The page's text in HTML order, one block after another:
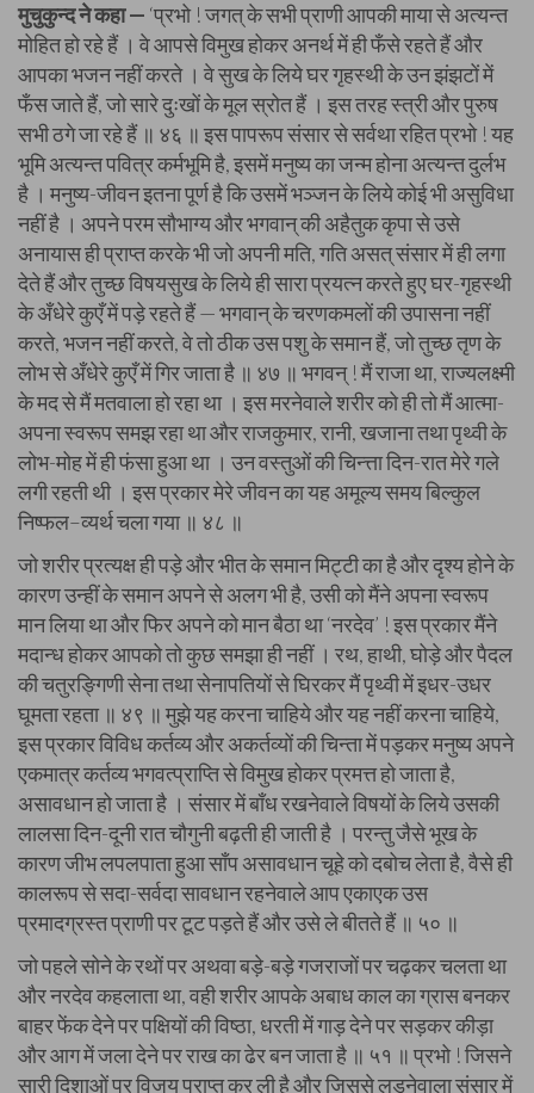
मुचुकुन्द ने कहा — ‘प्रभो ! जगत् के सभी प्राणी आपकी माया से अत्यन्त
मोहित हो रहे हैं । वे आपसे विमुख होकर अनर्थ में ही फँसे रहते हैं और
आपका भजन नहीं करते । वे सुख के लिये घर गृहस्थी के उन झंझटों में
फँस जाते हैं, जो सारे दुःखों के मूल स्रोत हैं । इस तरह स्त्री और पुरुष
सभी ठगे जा रहे हैं ॥ ४६ ॥ इस पापरूप संसार से सर्वथा रहित प्रभो ! यह
भूमि अत्यन्त पवित्र कर्मभूमि है, इसमें मनुष्य का जन्म होना अत्यन्त दुर्लभ
है । मनुष्य-जीवन इतना पूर्ण है कि उसमें भञ्जन के लिये कोई भी असुविधा
नहीं है । अपने परम सौभाग्य और भगवान् की अहैतुक कृपा से उसे
अनायास ही प्राप्त करके भी जो अपनी मति, गति असत् संसार में ही लगा
देते हैं और तुच्छ विषयसुख के लिये ही सारा प्रयत्न करते हुए घर-गृहस्थी
के अँधेरे कुएँ में पड़े रहते हैं — भगवान् के चरणकमलों की उपासना नहीं
करते, भजन नहीं करते, वे तो ठीक उस पशु के समान हैं, जो तुच्छ तृण के
लोभ से अँधेरे कुएँ में गिर जाता है ॥ ४७ ॥ भगवन् ! मैं राजा था, राज्यलक्ष्मी
के मद से मैं मतवाला हो रहा था । इस मरनेवाले शरीर को ही तो मैं आत्मा-
अपना स्वरूप समझ रहा था और राजकुमार, रानी, खजाना तथा पृथ्वी के
लोभ-मोह में ही फंसा हुआ था । उन वस्तुओं की चिन्त्ता दिन-रात मेरे गले
लगी रहती थी । इस प्रकार मेरे जीवन का यह अमूल्य समय बिल्कुल
निष्फल–व्यर्थ चला गया ॥ ४८ ॥
जो शरीर प्रत्यक्ष ही पड़े और भीत के समान मिट्टी का है और दृश्य होने के
कारण उन्हीं के समान अपने से अलग भी है, उसी को मैंने अपना स्वरूप
मान लिया था और फिर अपने को मान बैठा था ‘नरदेव’ ! इस प्रकार मैंने
मदान्ध होकर आपको तो कुछ समझा ही नहीं । रथ, हाथी, घोड़े और पैदल
की चतुरङ्गिणी सेना तथा सेनापतियों से घिरकर मैं पृथ्वी में इधर-उधर
घूमता रहता ॥ ४९ ॥ मुझे यह करना चाहिये और यह नहीं करना चाहिये,
इस प्रकार विविध कर्तव्य और अकर्तव्यों की चिन्ता में पड़कर मनुष्य अपने
एकमात्र कर्तव्य भगवत्प्राप्ति से विमुख होकर प्रमत्त हो जाता है,
असावधान हो जाता है । संसार में बाँध रखनेवाले विषयों के लिये उसकी
लालसा दिन-दूनी रात चौगुनी बढ़ती ही जाती है । परन्तु जैसे भूख के
कारण जीभ लपलपाता हुआ साँप असावधान चूहे को दबोच लेता है, वैसे ही
कालरूप से सदा-सर्वदा सावधान रहनेवाले आप एकाएक उस
प्रमादग्रस्त प्राणी पर टूट पड़ते हैं और उसे ले बीतते हैं ॥ ५० ॥
जो पहले सोने के रथों पर अथवा बड़े-बड़े गजराजों पर चढ़कर चलता था
और नरदेव कहलाता था, वही शरीर आपके अबाध काल का ग्रास बनकर
बाहर फेंक देने पर पक्षियों की विष्ठा, धरती में गाड़ देने पर सड़कर कीड़ा
और आग में जला देने पर राख का ढेर बन जाता है ॥ ५१ ॥ प्रभो ! जिसने
सारी दिशाओं पर विजय प्राप्त कर ली है और जिससे लड़नेवाला संसार में